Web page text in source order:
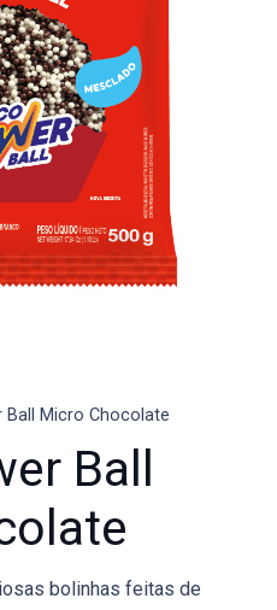
Micro Chocolate
Ball
bolinhas feitas de